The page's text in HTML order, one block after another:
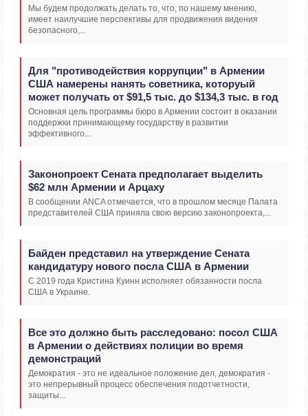
Мы будем продолжать делать то, что, по нашему мнению,
имеет наилучшие перспективы для продвижения видения
безопасного,...
Для "противодействия коррупции" в Армении
США намерены нанять советника, которуый
может получать от $91,5 тыс. до $134,3 тыс. в год
Основная цель программы бюро в Армении состоит в оказании
поддержки принимающему государству в развитии
эффективного...
Законопроект Сената предполагает выделить
$62 млн Армении и Арцаху
В сообщении ANCA отмечается, что в прошлом месяце Палата
представителей США приняла свою версию законопроекта,...
Байден представил на утверждение Сената
кандидатуру нового посла США в Армении
С 2019 года Кристина Куинн исполняет обязанности посла
США в Украине.
Все это должно быть расследовано: посол США
в Армении о действиях полиции во время
демонстраций
Демократия - это не идеальное положение дел, демократия -
это непрерывный процесс обеспечения подотчетности,
защиты...